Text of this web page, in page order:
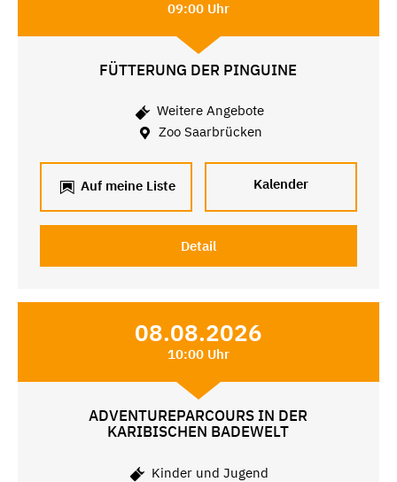
09:00 Uhr
FÜTTERUNG DER PINGUINE
Weitere Angebote
Zoo Saarbrücken
Auf meine Liste Kalender
Detail
08.08.2026
10:00 Uhr
ADVENTUREPARCOURS IN DER
KARIBISCHEN BADEWELT
Kinder und Jugend